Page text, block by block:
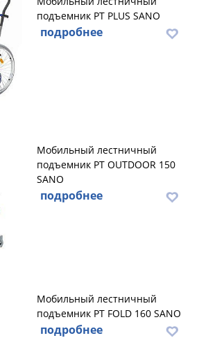
подъемник PT PLUS SANO
подробнее
Мобильный лестничный
подъемник PT OUTDOOR 150
SANO
подробнее
Мобильный лестничный
подъемник PT FOLD 160 SANO
подробнее